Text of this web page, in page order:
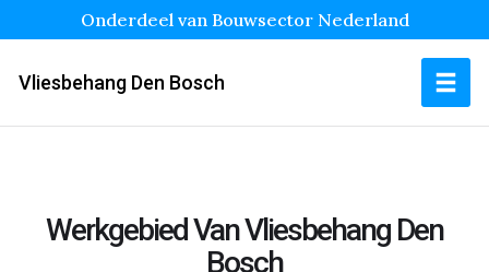
Onderdeel van Bouwsector Nederland
Vliesbehang Den Bosch
Werkgebied Van Vliesbehang Den
Bosch